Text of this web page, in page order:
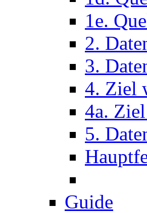
1e.
2.
3.
4. Ziel
4a.
5.
Guide